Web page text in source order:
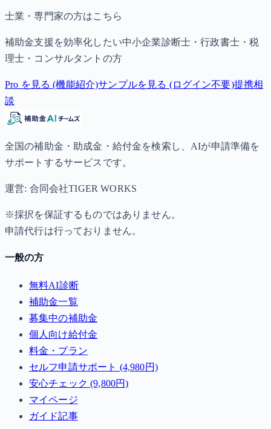
士業・専門家の方はこちら
補助金支援を効率化したい中小企業診断士・行政書士・税
理士・コンサルタントの方
Pro を見る (機能紹介)サンプルを見る (ログイン不要)提携相
談
全国の補助金・助成金・給付金を検索し、AIが申請準備を
サポートするサービスです。
運営: 合同会社TIGER WORKS
※採択を保証するものではありません。
申請代行は行っておりません。
一般の方
無料AI診断
補助金一覧
募集中の補助金
個人向け給付金
料金・プラン
セルフ申請サポート (4,980円)
安心チェック (9,800円)
マイページ
ガイド記事